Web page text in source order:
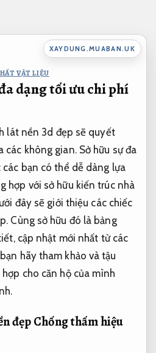
XAYDUNG.MUABAN.UK
VẬT LIỆU
dạng tối ưu chi phí
lát nền 3d đẹp sẽ quyết
không gian. Sở hữu sự đa
các bạn có thể dễ dàng lựa
hợp với sở hữu kiến trúc nhà
đây sẽ giới thiệu các chiếc
Cùng sở hữu đó là bảng
cập nhật mới nhất từ các
hãy tham khảo và tậu
cho căn hộ của mình
đẹpChống thấm hiệu